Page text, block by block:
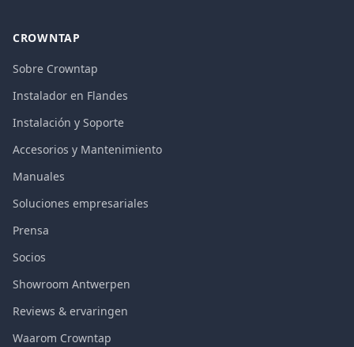
CROWNTAP
Sobre Crowntap
Instalador en Flandes
Instalación y Soporte
Accesorios y Mantenimiento
Manuales
Soluciones empresariales
Prensa
Socios
Showroom Antwerpen
Reviews & ervaringen
Waarom Crowntap